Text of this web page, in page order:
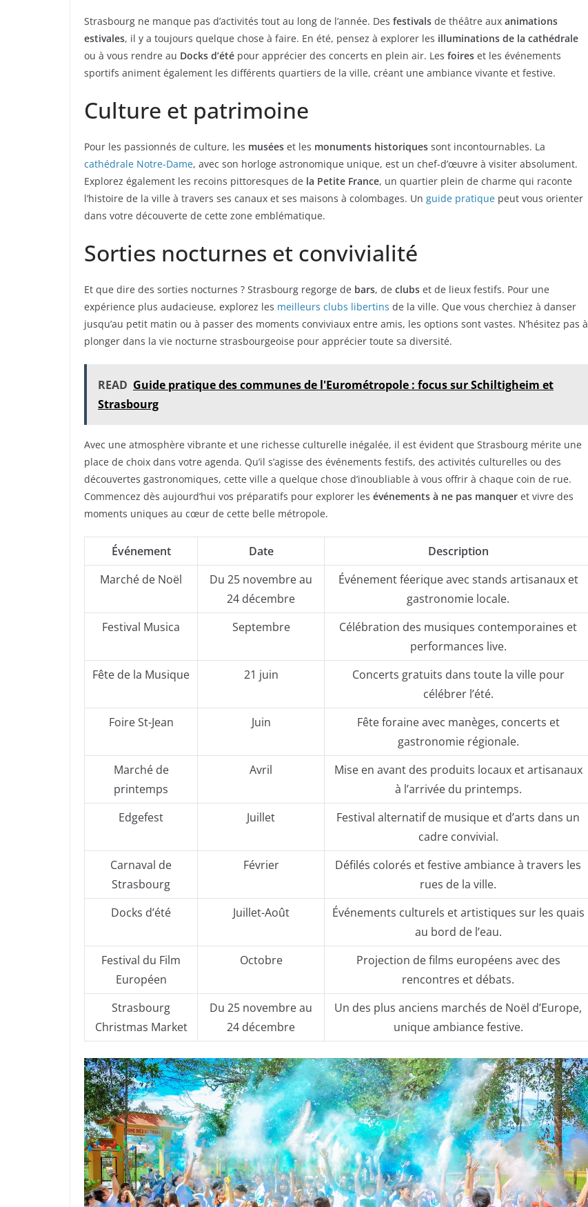
Strasbourg ne manque pas d’activités tout au long de l’année. Des festivals de théâtre aux animations
estivales, il y a toujours quelque chose à faire. En été, pensez à explorer les illuminations de la cathédrale
ou à vous rendre au Docks d’été pour apprécier des concerts en plein air. Les foires et les événements
sportifs animent également les différents quartiers de la ville, créant une ambiance vivante et festive.
Culture et patrimoine
Pour les passionnés de culture, les musées et les monuments historiques sont incontournables. La
cathédrale Notre-Dame, avec son horloge astronomique unique, est un chef-d’œuvre à visiter absolument.
Explorez également les recoins pittoresques de la Petite France, un quartier plein de charme qui raconte
l’histoire de la ville à travers ses canaux et ses maisons à colombages. Un guide pratique peut vous orienter
dans votre découverte de cette zone emblématique.
Sorties nocturnes et convivialité
Et que dire des sorties nocturnes ? Strasbourg regorge de bars, de clubs et de lieux festifs. Pour une
expérience plus audacieuse, explorez les meilleurs clubs libertins de la ville. Que vous cherchiez à danser
jusqu’au petit matin ou à passer des moments conviviaux entre amis, les options sont vastes. N’hésitez pas à
plonger dans la vie nocturne strasbourgeoise pour apprécier toute sa diversité.
READ Guide pratique des communes de l'Eurométropole : focus sur Schiltigheim et
Strasbourg
Avec une atmosphère vibrante et une richesse culturelle inégalée, il est évident que Strasbourg mérite une
place de choix dans votre agenda. Qu’il s’agisse des événements festifs, des activités culturelles ou des
découvertes gastronomiques, cette ville a quelque chose d’inoubliable à vous offrir à chaque coin de rue.
Commencez dès aujourd’hui vos préparatifs pour explorer les événements à ne pas manquer et vivre des
moments uniques au cœur de cette belle métropole.
Événement Date
Description
Marché de Noël
Du 25 novembre au
24 décembre
Événement féerique avec stands artisanaux et
gastronomie locale.
Festival Musica
Septembre
Célébration des musiques contemporaines et
performances live.
Fête de la Musique
21 juin
Concerts gratuits dans toute la ville pour
célébrer l’été.
Foire St-Jean
Juin
Fête foraine avec manèges, concerts et
gastronomie régionale.
Marché de
printemps
Avril
Mise en avant des produits locaux et artisanaux
à l’arrivée du printemps.
Edgefest
Juillet
Festival alternatif de musique et d’arts dans un
cadre convivial.
Carnaval de
Strasbourg
Février
Défilés colorés et festive ambiance à travers les
rues de la ville.
Docks d’été
Juillet-Août
Événements culturels et artistiques sur les quais
au bord de l’eau.
Festival du Film
Européen
Octobre
Projection de films européens avec des
rencontres et débats.
Strasbourg
Christmas Market
Du 25 novembre au
24 décembre
Un des plus anciens marchés de Noël d’Europe,
unique ambiance festive.